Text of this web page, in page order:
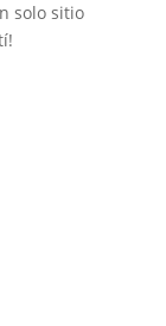
solo sitio